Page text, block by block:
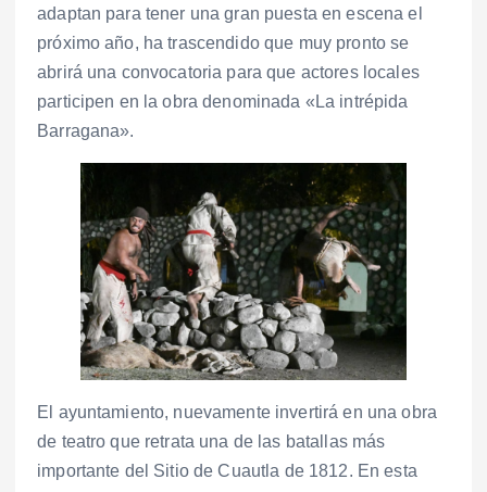
adaptan para tener una gran puesta en escena el
próximo año, ha trascendido que muy pronto se
abrirá una convocatoria para que actores locales
participen en la obra denominada «La intrépida
Barragana».
El ayuntamiento, nuevamente invertirá en una obra
de teatro que retrata una de las batallas más
importante del Sitio de Cuautla de 1812. En esta